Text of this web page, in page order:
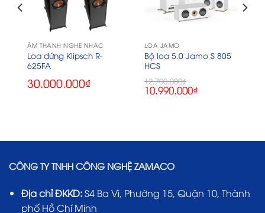
ÂM THANH NGHE NHẠC
Loa đứng Klipsch R-
625FA
30.000.000₫
LOA JAMO
Bộ loa 5.0 Jamo S 805
HCS
12.700.000₫
Giá
gốc
10.990.000₫Giá
hiện
CÔNG TY TNHH CÔNG NGHỆ ZAMACO
Địa chỉ ĐKKD:S4 Ba Vì, Phường 15, Quận 10, Thành
phố Hồ Chí Minh